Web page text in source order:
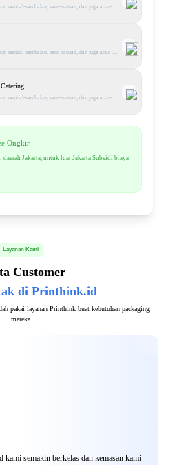
sambal-sambalan, saus-sausan, dan juga acar-
sambal-sambalan, saus-sausan, dan juga acar-
sambal-sambalan, saus-sausan, dan juga acar-
Ongkir
Jakarta, untuk luar Jakarta Subsidi biaya
Layanan Kami
Customer
di Printhink.id
pakai layanan Printhink buat kebutuhan packaging
mereka
kami semakin berkelas dan kemasan kami